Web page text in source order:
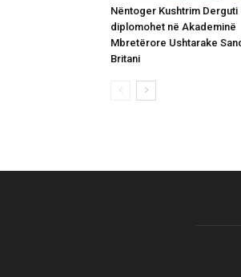
Nëntoger Kushtrim Derguti
diplomohet në Akademinë
Mbretërore Ushtarake
Britani